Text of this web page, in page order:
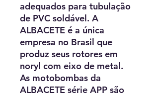
adequados para tubulação
de PVC soldável. A
ALBACETE é a única
empresa no Brasil que
produz seus rotores em
noryl com eixo de metal.
As motobombas da
ALBACETE série APP são